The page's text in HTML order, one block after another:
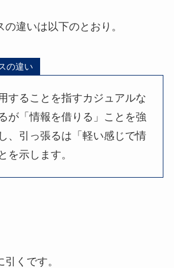
違いは以下のとおり。
の違い
することを指すカジュアルな
が「情報を借りる」ことを強
、引っ張るは「軽い感じで情
を示します。
くです。